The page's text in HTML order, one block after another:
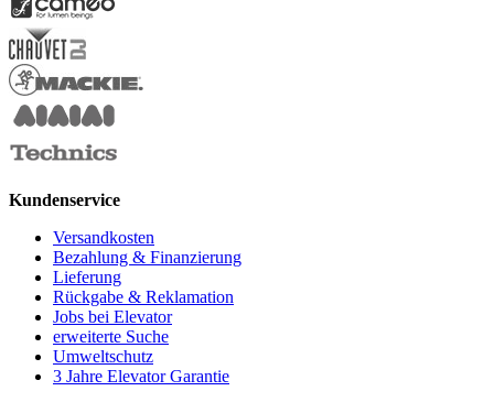
Kundenservice
Versandkosten
Bezahlung & Finanzierung
Lieferung
Rückgabe & Reklamation
Jobs bei Elevator
erweiterte Suche
Umweltschutz
3 Jahre Elevator Garantie